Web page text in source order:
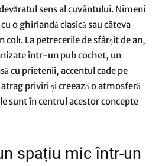
sens al cuvântului. Nimeni
o ghirlandă clasică sau câteva
La petrecerile de sfârșit de an,
într-un pub cochet, un
cu prietenii, accentul cade pe
priviri și creează o atmosferă
sunt în centrul acestor concepte
spațiu mic într-un